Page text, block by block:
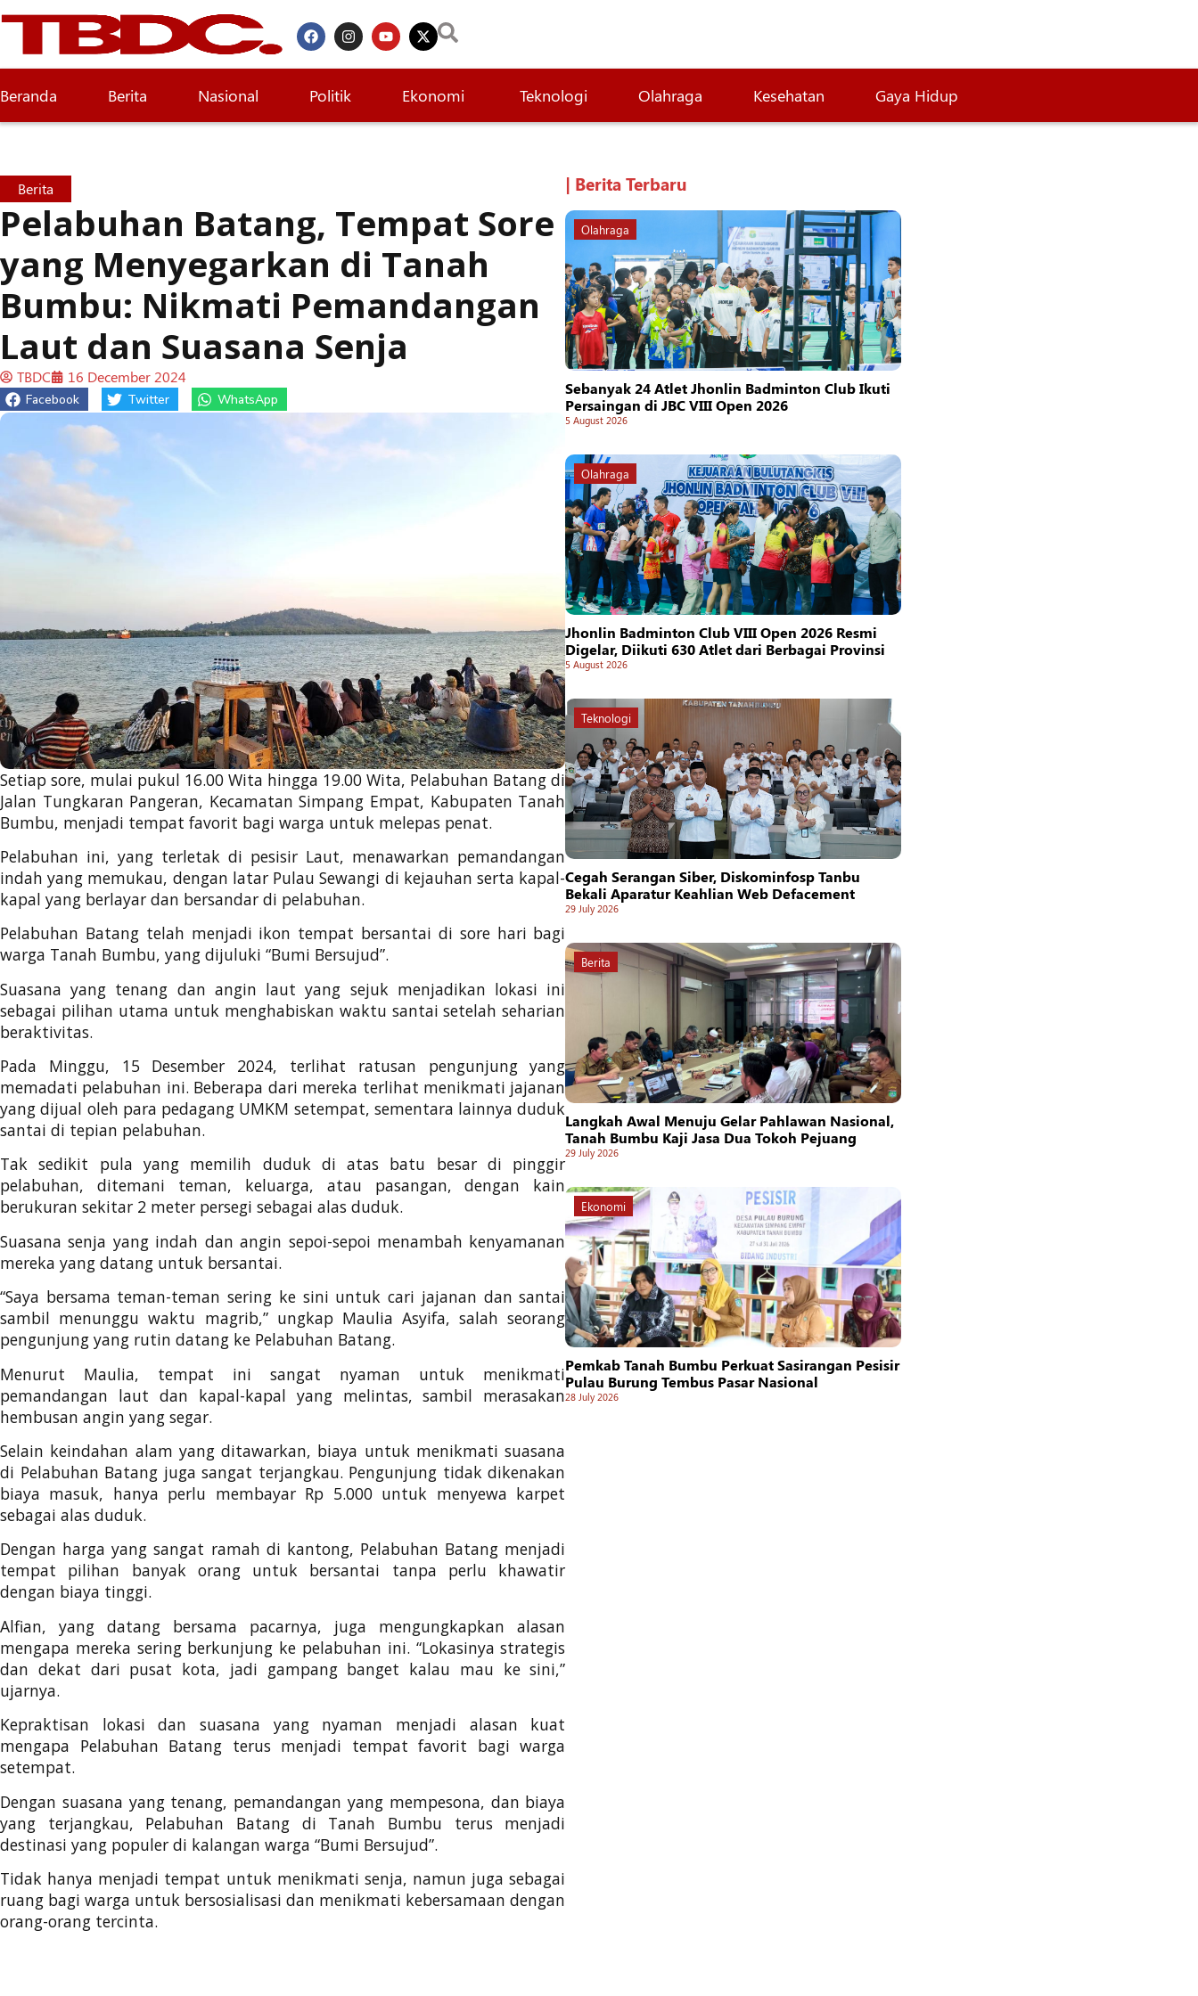
Beranda Berita Nasional Politik Ekonomi Teknologi Olahraga Kesehatan Gaya Hidup
Berita
Pelabuhan Batang, Tempat Sore
yang Menyegarkan di Tanah
Bumbu: Nikmati Pemandangan
Laut dan Suasana Senja
TBDC 16 December 2024
Facebook Twitter WhatsApp
Setiap sore, mulai pukul 16.00 Wita hingga 19.00 Wita, Pelabuhan Batang di
Jalan Tungkaran Pangeran, Kecamatan Simpang Empat, Kabupaten Tanah
Bumbu, menjadi tempat favorit bagi warga untuk melepas penat.
Pelabuhan ini, yang terletak di pesisir Laut, menawarkan pemandangan
indah yang memukau, dengan latar Pulau Sewangi di kejauhan serta kapal-
kapal yang berlayar dan bersandar di pelabuhan.
Pelabuhan Batang telah menjadi ikon tempat bersantai di sore hari bagi
warga Tanah Bumbu, yang dijuluki “Bumi Bersujud”.
Suasana yang tenang dan angin laut yang sejuk menjadikan lokasi ini
sebagai pilihan utama untuk menghabiskan waktu santai setelah seharian
beraktivitas.
Pada Minggu, 15 Desember 2024, terlihat ratusan pengunjung yang
memadati pelabuhan ini. Beberapa dari mereka terlihat menikmati jajanan
yang dijual oleh para pedagang UMKM setempat, sementara lainnya duduk
santai di tepian pelabuhan.
Tak sedikit pula yang memilih duduk di atas batu besar di pinggir
pelabuhan, ditemani teman, keluarga, atau pasangan, dengan kain
berukuran sekitar 2 meter persegi sebagai alas duduk.
Suasana senja yang indah dan angin sepoi-sepoi menambah kenyamanan
mereka yang datang untuk bersantai.
“Saya bersama teman-teman sering ke sini untuk cari jajanan dan santai
sambil menunggu waktu magrib,” ungkap Maulia Asyifa, salah seorang
pengunjung yang rutin datang ke Pelabuhan Batang.
Menurut Maulia, tempat ini sangat nyaman untuk menikmati
pemandangan laut dan kapal-kapal yang melintas, sambil merasakan
hembusan angin yang segar.
Selain keindahan alam yang ditawarkan, biaya untuk menikmati suasana
di Pelabuhan Batang juga sangat terjangkau. Pengunjung tidak dikenakan
biaya masuk, hanya perlu membayar Rp 5.000 untuk menyewa karpet
sebagai alas duduk.
Dengan harga yang sangat ramah di kantong, Pelabuhan Batang menjadi
tempat pilihan banyak orang untuk bersantai tanpa perlu khawatir
dengan biaya tinggi.
Alfian, yang datang bersama pacarnya, juga mengungkapkan alasan
mengapa mereka sering berkunjung ke pelabuhan ini. “Lokasinya strategis
dan dekat dari pusat kota, jadi gampang banget kalau mau ke sini,”
ujarnya.
Kepraktisan lokasi dan suasana yang nyaman menjadi alasan kuat
mengapa Pelabuhan Batang terus menjadi tempat favorit bagi warga
setempat.
Dengan suasana yang tenang, pemandangan yang mempesona, dan biaya
yang terjangkau, Pelabuhan Batang di Tanah Bumbu terus menjadi
destinasi yang populer di kalangan warga “Bumi Bersujud”.
Tidak hanya menjadi tempat untuk menikmati senja, namun juga sebagai
ruang bagi warga untuk bersosialisasi dan menikmati kebersamaan dengan
orang-orang tercinta.
| Berita Terbaru
Olahraga
Sebanyak 24 Atlet Jhonlin Badminton Club Ikuti
Persaingan di JBC VIII Open 2026
5 August 2026
Olahraga
Jhonlin Badminton Club VIII Open 2026 Resmi
Digelar, Diikuti 630 Atlet dari Berbagai Provinsi
5 August 2026
Teknologi
Cegah Serangan Siber, Diskominfosp Tanbu
Bekali Aparatur Keahlian Web Defacement
29 July 2026
Berita
Langkah Awal Menuju Gelar Pahlawan Nasional,
Tanah Bumbu Kaji Jasa Dua Tokoh Pejuang
29 July 2026
Ekonomi
Pemkab Tanah Bumbu Perkuat Sasirangan Pesisir
Pulau Burung Tembus Pasar Nasional
28 July 2026